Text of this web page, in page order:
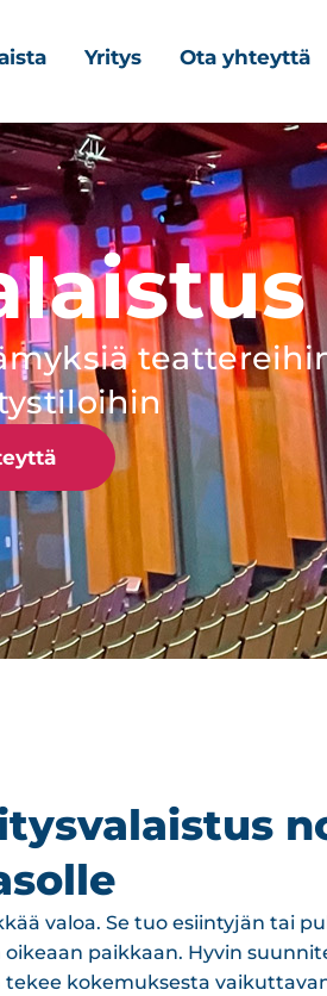
Yritys Ota yhteyttä
valoa. Se tuo esiintyjän tai
paikkaan. Hyvin
kokemuksesta